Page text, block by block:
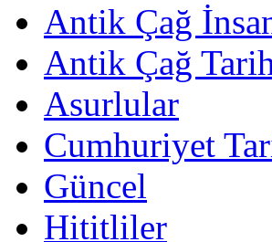
Antik Çağ
Antik Çağ
Asurlular
Cumhuriyet
Güncel
Hititliler